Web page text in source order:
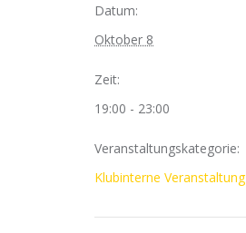
Datum:
Oktober 8
Zeit:
19:00 - 23:00
Veranstaltungskategorie:
Klubinterne Veranstaltung